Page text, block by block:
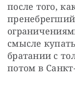
после того,
смысле
братании с
потом в